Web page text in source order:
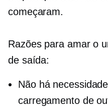
começaram.
Razões para amar o
de saída:
Não há
carregamento de